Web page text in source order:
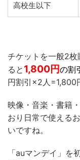
高校生以下
チケットを一般2
ると 1,800円の割
円割引×2人=1,800
映像・音楽・書籍
おり日常で使える
いですね。
「auマンデイ」を